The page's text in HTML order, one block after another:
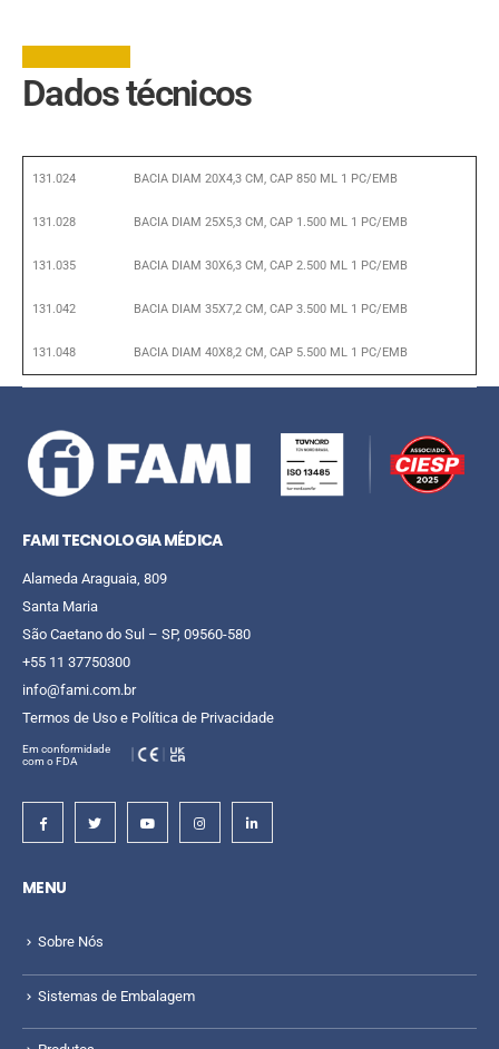
Dados técnicos
131.024 BACIA DIAM 20X4,3 CM, CAP 850 ML 1 PC/EMB
131.028 BACIA DIAM 25X5,3 CM, CAP 1.500 ML 1 PC/EMB
131.035 BACIA DIAM 30X6,3 CM, CAP 2.500 ML 1 PC/EMB
131.042 BACIA DIAM 35X7,2 CM, CAP 3.500 ML 1 PC/EMB
131.048 BACIA DIAM 40X8,2 CM, CAP 5.500 ML 1 PC/EMB
FAMI TECNOLOGIA MÉDICA
Alameda Araguaia, 809
Santa Maria
São Caetano do Sul – SP, 09560-580
+55 11 37750300
info@fami.com.br
Termos de Uso e Política de Privacidade
Em conformidade
com o FDA
MENU
Sobre Nós
Sistemas de Embalagem